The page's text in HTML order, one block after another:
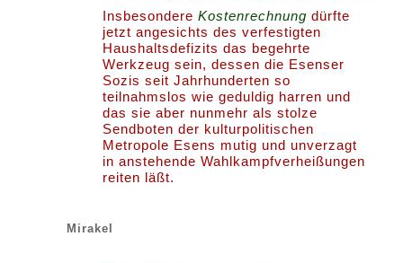
InsbesondereKostenrechnung dürfte
jetzt angesichts des verfestigten
Haushaltsdefizits das begehrte
Werkzeug sein, dessen die Esenser
Sozis seit Jahrhunderten so
teilnahmslos wie geduldig harren und
das sie aber nunmehr als stolze
Sendboten der kulturpolitischen
Metropole Esens mutig und unverzagt
in anstehende Wahlkampfverheißungen
reiten läßt.
Mirakel